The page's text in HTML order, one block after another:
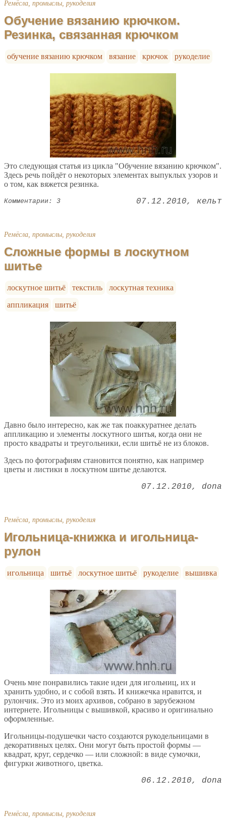
Ремёсла, промыслы, рукоделия
Обучение вязанию крючком.
Резинка, связанная крючком
обучение вязанию крючком вязание крючок рукоделие
Это следующая статья из цикла "Обучение вязанию крючком".
Здесь речь пойдёт о некоторых элементах выпуклых узоров и
о том, как вяжется резинка.
Комментарии: 3 07.12.2010 кельт
Ремёсла, промыслы, рукоделия
Сложные формы в лоскутном
шитье
лоскутное шитьё текстиль
лоскутная техника
аппликация
шитьё
Давно было интересно, как же так поаккуратнее делать
аппликацию и элементы лоскутного шитья, когда они не
просто квадраты и треугольники, если шитьё не из блоков.
Здесь по фотографиям становится понятно, как например
цветы и листики в лоскутном шитье делаются.
07.12.2010 dona
Ремёсла, промыслы, рукоделия
Игольница-книжка и игольница-
рулон
игольница шитьё лоскутное шитьё рукоделие вышивка
Очень мне понравились такие идеи для игольниц, их и
хранить удобно, и с собой взять. И книжечка нравится, и
рулончик. Это из моих архивов, собрано в зарубежном
интернете. Игольницы с вышивкой, красиво и оригинально
оформленные.
Игольницы-подушечки часто создаются рукодельницами в
декоративных целях. Они могут быть простой формы —
квадрат, круг, сердечко — или сложной: в виде сумочки,
фигурки животного, цветка.
06.12.2010 dona
Ремёсла, промыслы, рукоделия